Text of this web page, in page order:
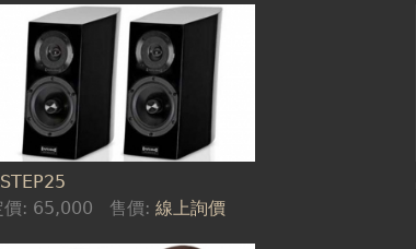
STEP25
價: 65,000 售價: 線上詢價